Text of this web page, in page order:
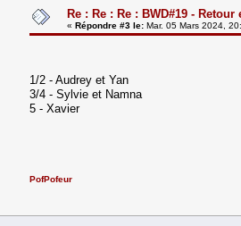
Re : Re : Re : BWD#19 -
« Répondre #3 le: Mar. 05 Mars 2024,
1/2 - Audrey et Yan
3/4 - Sylvie et Namna
5 - Xavier
PofPofeur